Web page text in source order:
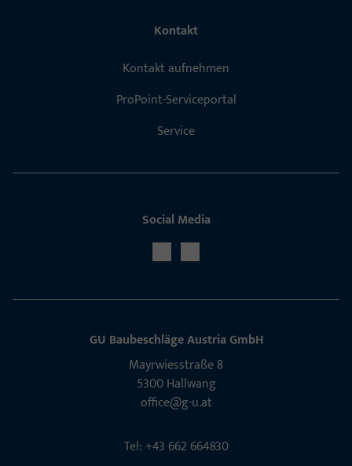
Kontakt
Kontakt aufnehmen
ProPoint-Serviceportal
Service
Social Media
GU Baubeschläge Aus­tria GmbH
Mayrwies­straße 8
5300 Hall­wang
office@g-u.at
Tel: +43 662 664830